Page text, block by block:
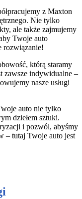
z Maxton
Nie tylko
ale także zajmujemy
Twoje auto
rozwiązanie!
którą staramy
zawsze indywidualne –
nasze usługi
auto nie tylko
dziełem sztuki.
i pozwól, abyśmy
– tutaj Twoje auto jest